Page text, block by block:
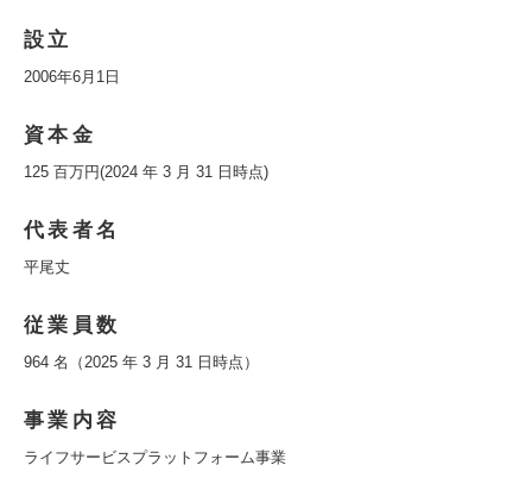
設立
2006年6月1日
資本金
125 百万円(2024 年 3 月 31 日時点)
代表者名
平尾丈
従業員数
964 名（2025 年 3 月 31 日時点）
事業内容
ライフサービスプラットフォーム事業